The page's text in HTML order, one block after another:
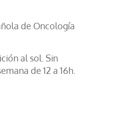
de Oncología
al sol. Sin
de 12 a 16h.